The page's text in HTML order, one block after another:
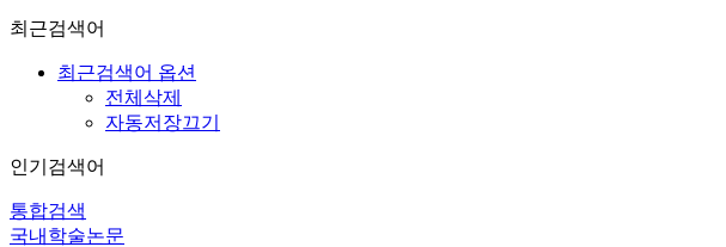
최근검색어
최근검색어 옵션
전체삭제
자동저장끄기
인기검색어
통합검색
국내학술논문